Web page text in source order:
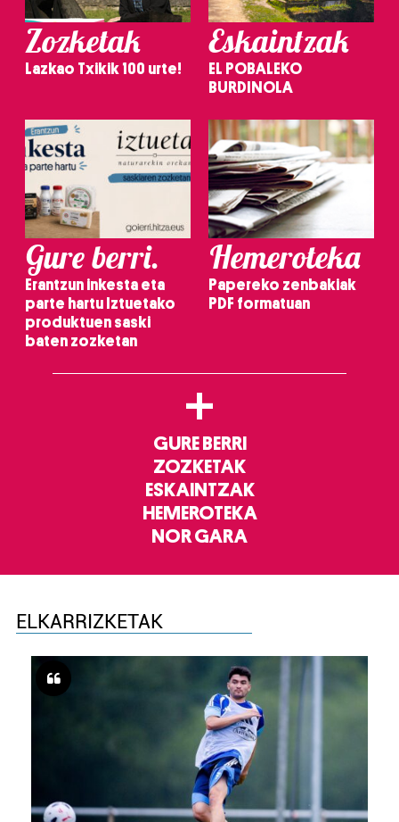
Zozketak
Lazkao Txikik 100 urte!
Eskaintzak
EL POBALEKO
BURDINOLA
Gure berri.
Erantzun inkesta eta
parte hartu Iztuetako
produktuen saski
baten zozketan
Hemeroteka
Papereko zenbakiak
PDF formatuan
+
GURE BERRI
ZOZKETAK
ESKAINTZAK
HEMEROTEKA
NOR GARA
ELKARRIZKETAK